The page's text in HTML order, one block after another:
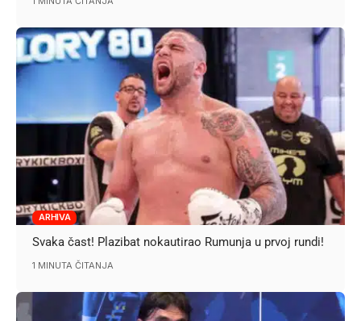
ARHIVA
Svaka čast! Plazibat nokautirao Rumunja u prvoj rundi!
1 MINUTA ČITANJA